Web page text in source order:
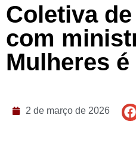
Coletiva
com
Mulheres
2 de março de 2026